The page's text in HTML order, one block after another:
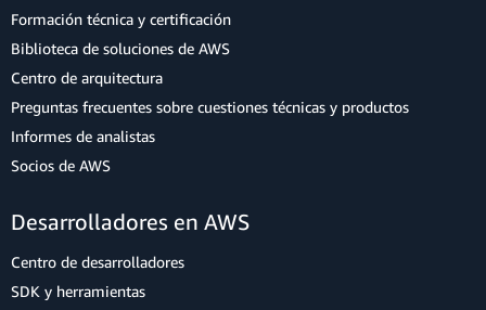
Formación técnica y certificación
Biblioteca de soluciones de AWS
Centro de arquitectura
Preguntas frecuentes sobre cuestiones técnicas y productos
Informes de analistas
Socios de AWS
Desarrolladores en AWS
Centro de desarrolladores
SDK y herramientas